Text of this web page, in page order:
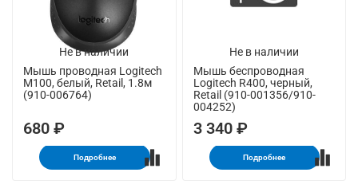
Не в наличии
Мышь проводная Logitech
M100, белый, Retail, 1.8м
(910-006764)
680 ₽
Подробнее
Не в наличии
Мышь беспроводная
Logitech R400, черный,
Retail (910-001356/910-
004252)
3 340 ₽
Подробнее